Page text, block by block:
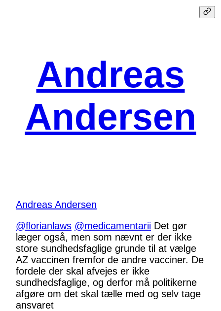
Andreas
Andersen
Andreas Andersen
@florianlaws @medicamentarii Det gør
læger også, men som nævnt er der ikke
store sundhedsfaglige grunde til at vælge
AZ vaccinen fremfor de andre vacciner. De
fordele der skal afvejes er ikke
sundhedsfaglige, og derfor må politikerne
afgøre om det skal tælle med og selv tage
ansvaret